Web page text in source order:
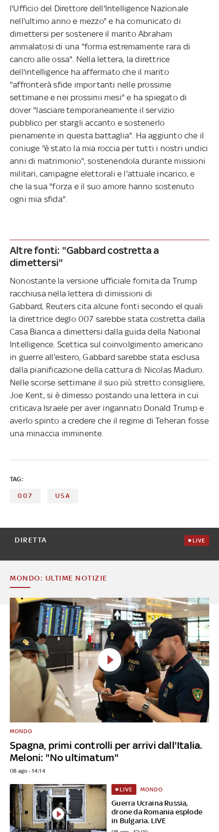
l'Ufficio del Direttore dell'Intelligence Nazionale
nell'ultimo anno e mezzo" e ha comunicato di
dimettersi per sostenere il marito Abraham
ammalatosi di una "forma estremamente rara di
cancro alle ossa". Nella lettera, la direttrice
dell'intelligence ha affermato che il marito
"affronterà sfide importanti nelle prossime
settimane e nei prossimi mesi" e ha spiegato di
dover "lasciare temporaneamente il servizio
pubblico per stargli accanto e sostenerlo
pienamente in questa battaglia". Ha aggiunto che il
coniuge "è stato la mia roccia per tutti i nostri undici
anni di matrimonio", sostenendola durante missioni
militari, campagne elettorali e l'attuale incarico, e
che la sua "forza e il suo amore hanno sostenuto
ogni mia sfida".
Altre fonti: "Gabbard costretta a
dimettersi"
Nonostante la versione ufficiale fornita da Trump
racchiusa nella lettera di dimissioni di
Gabbard, Reuters cita alcune fonti secondo el quali
la direttrice deglo 007 sarebbe stata costretta dalla
Casa Bianca a dimettersi dalla guida della National
Intelligence. Scettica sul coinvolgimento americano
in guerre all'estero, Gabbard sarebbe stata esclusa
dalla pianificazione della cattura di Nicolas Maduro.
Nelle scorse settimane il suo più stretto consigliere,
Joe Kent, si è dimesso postando una lettera in cui
criticava Israele per aver ingannato Donald Trump e
averlo spinto a credere che il regime di Teheran fosse
una minaccia imminente.
TAG:
007 USA
DIRETTA LIVE
MONDO: ULTIME NOTIZIE
Spagna, primi controlli per arrivi dall'Italia.
Meloni: "No ultimatum"
MONDO
08 ago - 14:14
Guerra Ucraina Russia,
drone da Romania esplode
in Bulgaria. LIVE
LIVE MONDO